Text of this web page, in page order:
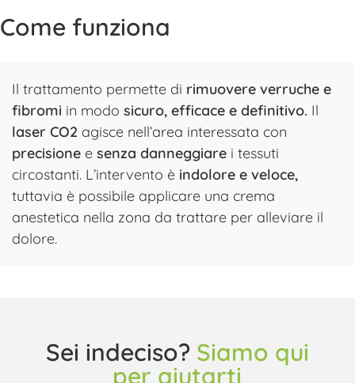
Come funziona
Il trattamento permette di rimuovere verruche e
fibromi in modo sicuro, efficace e definitivo. Il
laser CO2 agisce nell’area interessata con
precisione e senza danneggiare i tessuti
circostanti. L’intervento è indolore e veloce,
tuttavia è possibile applicare una crema
anestetica nella zona da trattare per alleviare il
dolore.
Sei indeciso?Siamo qui
per aiutarti